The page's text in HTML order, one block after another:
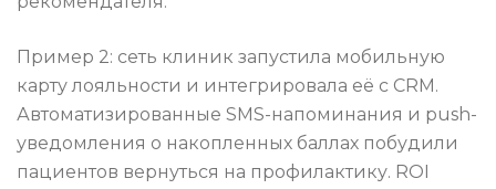
Пример 2: сеть клиник запустила мобильную
карту лояльности и интегрировала её с CRM.
Автоматизированные SMS-напоминания и push-
уведомления о накопленных баллах побудили
пациентов вернуться на профилактику. ROI